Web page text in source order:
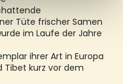
Tüte frischer Samen
im Laufe der Jahre
ihrer Art in Europa
Tibet kurz vor dem